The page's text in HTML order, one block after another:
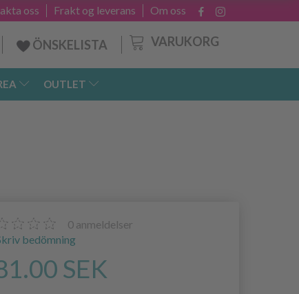
Om oss
Frakt og leverans
oss
VARUKORG
ÖNSKELISTA
OUTLET
0 anmeldelser
bedömning
SEK